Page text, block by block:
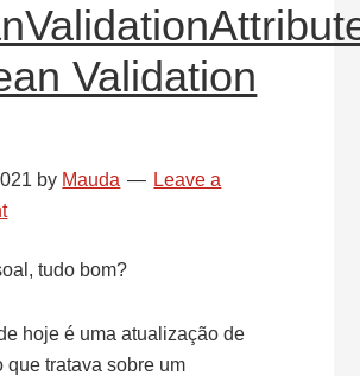
Validation
by Mauda
Leave a
tudo bom?
hoje é uma atualização de
que tratava sobre um